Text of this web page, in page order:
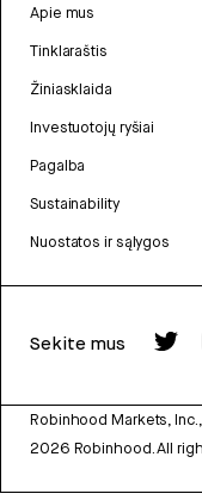
Apie mus
Tinklaraštis
Žiniasklaida
Investuotojų ryšiai
Pagalba
Sustainability
Nuostatos ir sąlygos
Sekite mus
Robinhood Markets,
2026 Robinhood. All